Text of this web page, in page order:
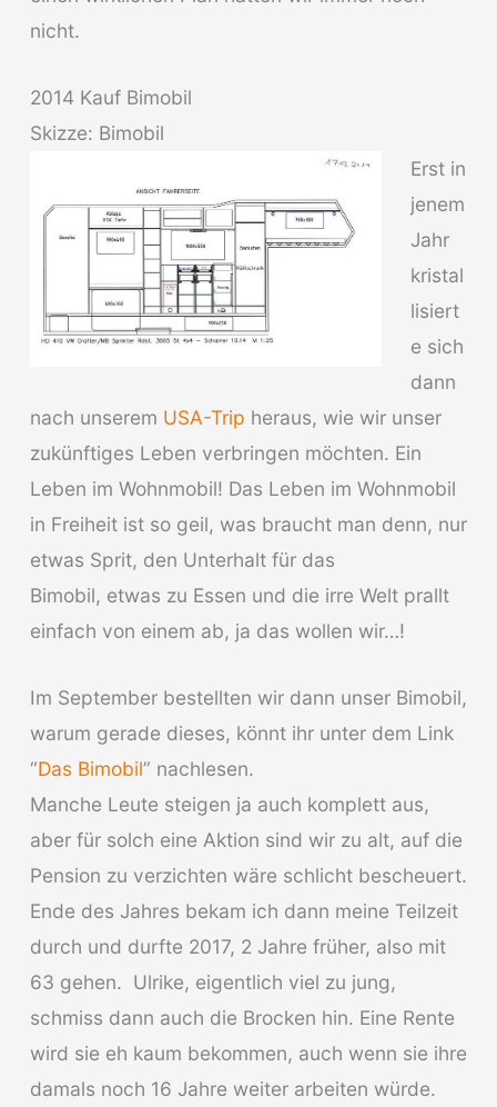
nicht.
2014 Kauf Bimobil
Skizze: Bimobil
Erst in
jenem
Jahr
kristal
lisiert
e sich
dann
nach unserem USA-Trip heraus, wie wir unser
zukünftiges Leben verbringen möchten. Ein
Leben im Wohnmobil! Das Leben im Wohnmobil
in Freiheit ist so geil, was braucht man denn, nur
etwas Sprit, den Unterhalt für das
Bimobil, etwas zu Essen und die irre Welt prallt
einfach von einem ab, ja das wollen wir…!
Im September bestellten wir dann unser Bimobil,
warum gerade dieses, könnt ihr unter dem Link
“Das Bimobil” nachlesen.
Manche Leute steigen ja auch komplett aus,
aber für solch eine Aktion sind wir zu alt, auf die
Pension zu verzichten wäre schlicht bescheuert.
Ende des Jahres bekam ich dann meine Teilzeit
durch und durfte 2017, 2 Jahre früher, also mit
63 gehen. Ulrike, eigentlich viel zu jung,
schmiss dann auch die Brocken hin. Eine Rente
wird sie eh kaum bekommen, auch wenn sie ihre
damals noch 16 Jahre weiter arbeiten würde.